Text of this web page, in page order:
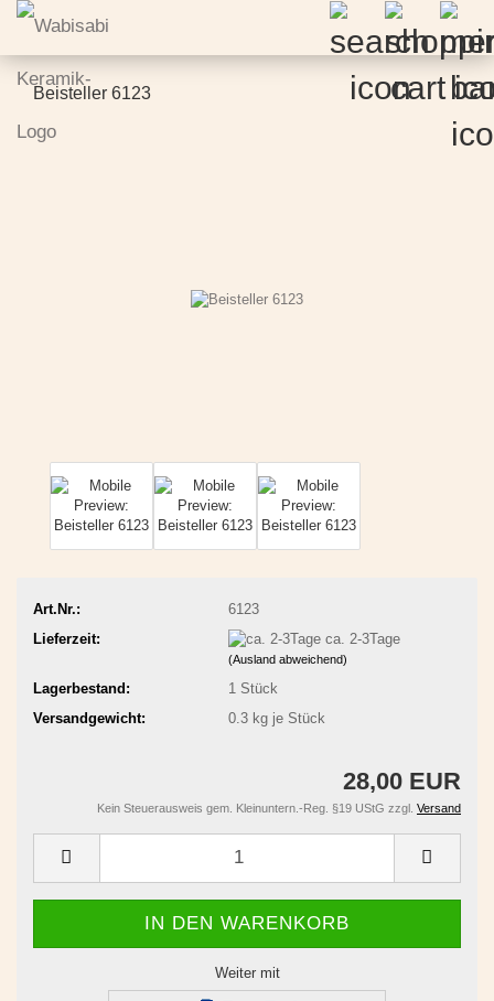
Beisteller 6123
Art.Nr.:
6123
Lieferzeit:
ca. 2-3Tage
(Ausland abweichend)
Lagerbestand: 1 Stück
Versandgewicht:
0.3kg je Stück
28,00 EUR
Kein Steuerausweis gem. Kleinuntern.-Reg. §19 UStG zzgl. Versand
Weiter mit